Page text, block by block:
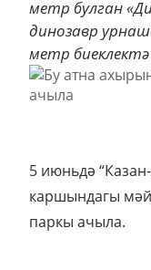
метр булган
динозавр
метр биеклектә
5 июньдә
каршындагы
паркы ачыла.